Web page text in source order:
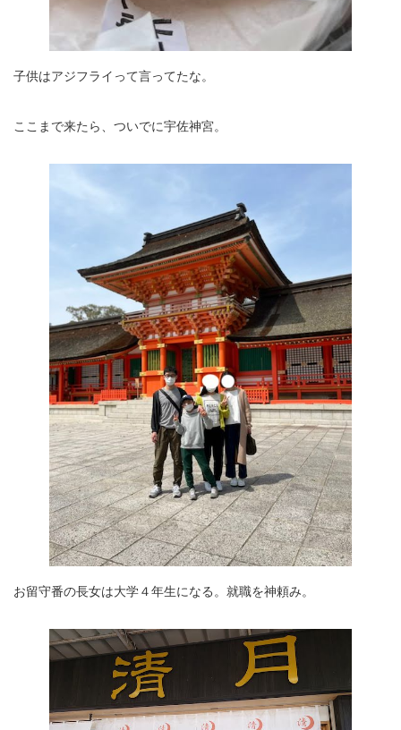
子供はアジフライって言ってたな。
ここまで来たら、ついでに宇佐神宮。
お留守番の長女は大学４年生になる。就職を神頼み。